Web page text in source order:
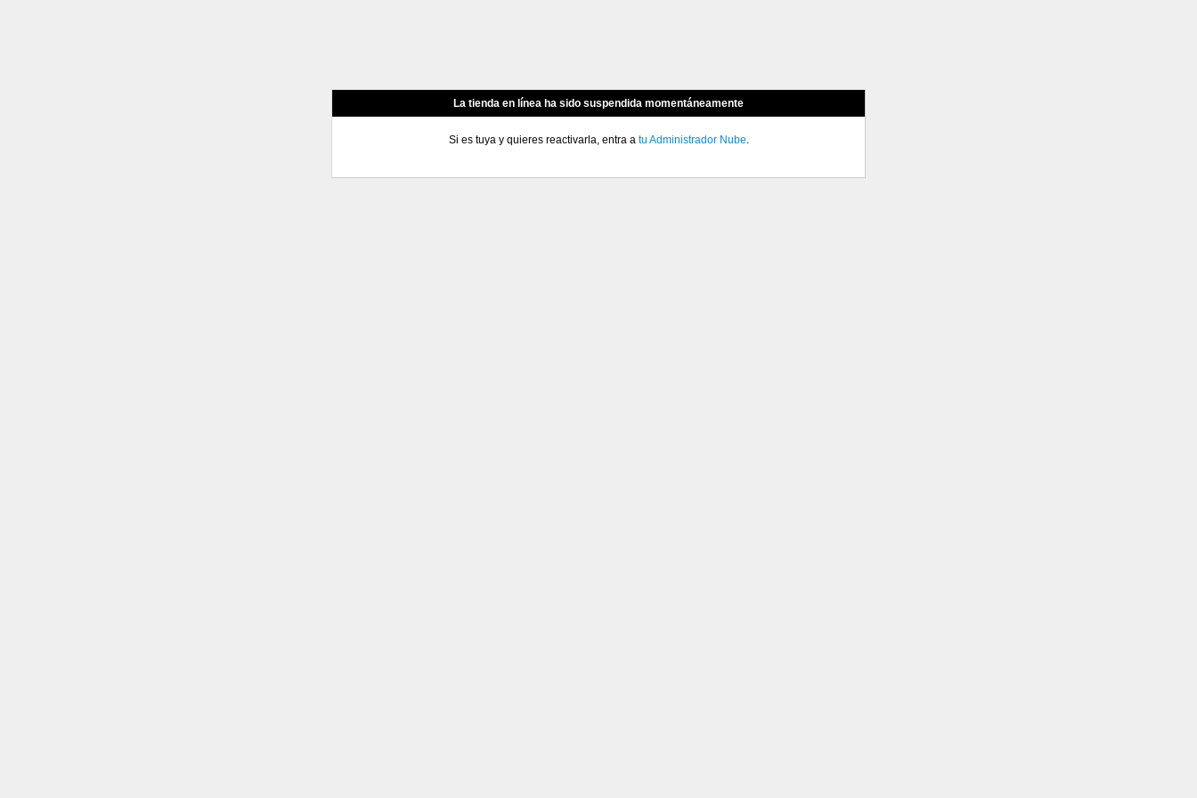
La tienda en línea ha sido suspendida momentáneamente
Si es tuya y quieres reactivarla, entra a tu Administrador Nube.